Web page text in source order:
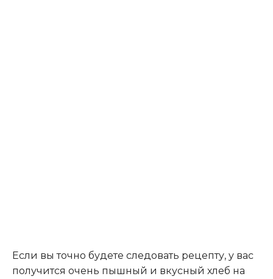
Если вы точно будете следовать рецепту, у вас
получится очень пышный и вкусный хлеб на